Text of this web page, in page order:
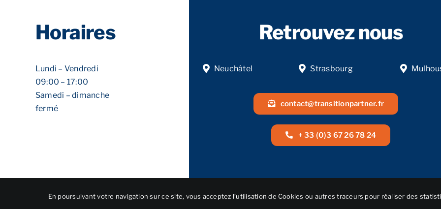
Horaires
Lundi – Vendredi
09:00 – 17:00
Samedi – dimanche
fermé
Retrouvez nous
Neuchâtel Strasbourg
contact@transitionpartner.fr
+ 33 (0)3 67 26 78 24
© RéalisationNEXAGO• 2025 • Transition Partner
En poursuivant votre navigation sur ce site, vous acceptez l’utilisation de Cookies ou autres traceurs pour réaliser des